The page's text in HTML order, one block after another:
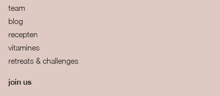
team
blog
recepten
vitamines
retreats & challenges
join us